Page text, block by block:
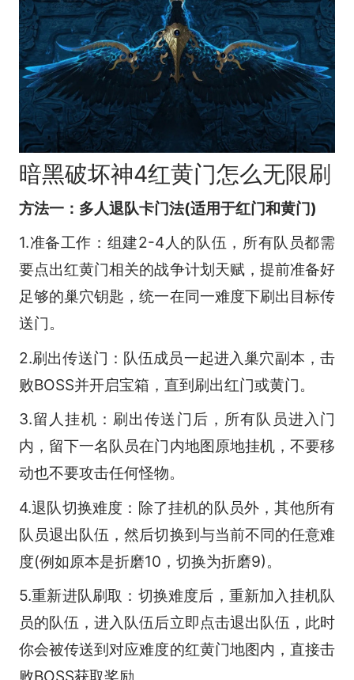
暗黑破坏神4红黄门怎么无限刷
方法一：多人退队卡门法(适用于红门和黄门)
1.准备工作：组建2-4人的队伍，所有队员都需
要点出红黄门相关的战争计划天赋，提前准备好
足够的巢穴钥匙，统一在同一难度下刷出目标传
送门。
2.刷出传送门：队伍成员一起进入巢穴副本，击
败BOSS并开启宝箱，直到刷出红门或黄门。
3.留人挂机：刷出传送门后，所有队员进入门
内，留下一名队员在门内地图原地挂机，不要移
动也不要攻击任何怪物。
4.退队切换难度：除了挂机的队员外，其他所有
队员退出队伍，然后切换到与当前不同的任意难
度(例如原本是折磨10，切换为折磨9)。
5.重新进队刷取：切换难度后，重新加入挂机队
员的队伍，进入队伍后立即点击退出队伍，此时
你会被传送到对应难度的红黄门地图内，直接击